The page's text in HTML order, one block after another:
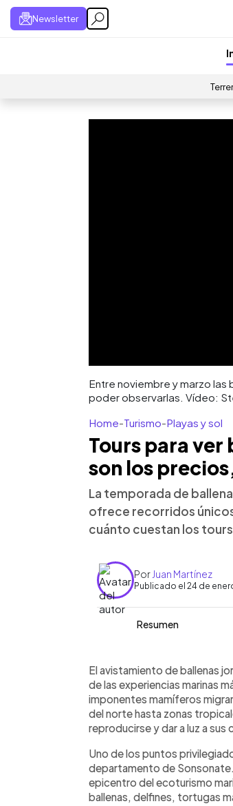
Newsletter
Entre noviembre y marzo
poder observarlas. Vídeo:
Home-Turismo-Playas y sol
Tours para ver
son los
La temporada de
ofrece recorridos
cuánto cuestan los
Por Juan Martínez
Publicado el 24 de
Resumen
► Escuchar
Durante la
Salvador, que va de
ofrecen recorridos
precios que oscilan
guías certificados,
opciones
tres horas y permiten
natural, promoviendo
país. Reservas
El avistamiento de ballenas
de las experiencias marinas
imponentes mamíferos
del norte hasta zonas
reproducirse y dar a luz a sus
Uno de los puntos
departamento de
epicentro del ecoturismo
ballenas, delfines, tortugas